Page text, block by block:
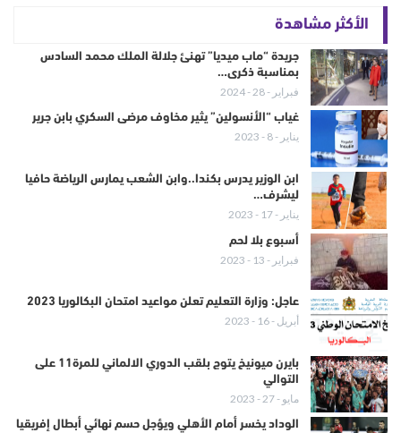
الأكثر مشاهدة
جريدة “ماب ميديا” تهنئ جلالة الملك محمد السادس
بمناسبة ذكرى…
فبراير - 28 - 2024
غياب “الأنسولين” يثير مخاوف مرضى السكري بابن جرير
يناير - 8 - 2023
ابن الوزير يدرس بكندا..وابن الشعب يمارس الرياضة حافيا
ليشرف…
يناير - 17 - 2023
أسبوع بلا لحم
فبراير - 13 - 2023
عاجل: وزارة التعليم تعلن مواعيد امتحان البكالوريا 2023
أبريل - 16 - 2023
بايرن ميونيخ يتوج بلقب الدوري الالماني للمرة11 على
التوالي
مايو - 27 - 2023
الوداد يخسر أمام الأهلي ويؤجل حسم نهائي أبطال إفريقيا